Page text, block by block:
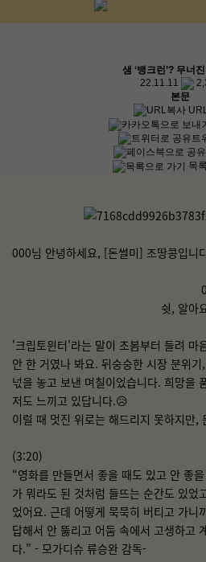
샘 ‘뱅크런’? 무너
22.11.11
본문
트
목
000님 안녕하세요, [돈썰미] 조땅콩입니
쉿, 알아
'크립토윈터'라는 말이 초봄부터 들려 마
안 한 거였나 봐요. 뒤숭숭한 시장 분위
넋을 놓고 보낸 며칠이었습니다. 희망을
저도 느끼고 있답니다.😥
이럴 때 멋진 위로는 해드리지 못하지만,
(3:20)
“영화를 만들면서 좋을 때도 있고 안 좋
가 뭐라도 된 것처럼 들뜨는 순간도 있
었어요. 근데 어떻게 묵묵히 버티고 가
답해서 안 뚫리고 어둠 속에서 고생하고
다.” - 모가디슈 류승완 감독-